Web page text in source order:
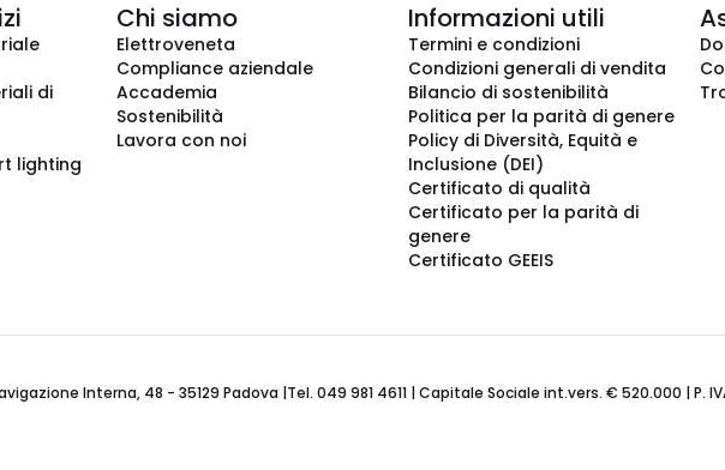
di
lighting
Chi siamo
Elettroveneta
Compliance aziendale
Accademia
Sostenibilità
Lavora con noi
Informazioni utili
Termini e condizioni
Condizioni generali di vendita
Bilancio di sostenibilità
Politica per la parità di genere
Policy di Diversità, Equità e
Inclusione (DEI)
Certificato di qualità
Certificato per la parità di
genere
Certificato GEEIS
Interna, 48 - 35129 Padova |Tel. 049 981 4611 | Capitale Sociale int.vers. € 520.000 | P. IVA